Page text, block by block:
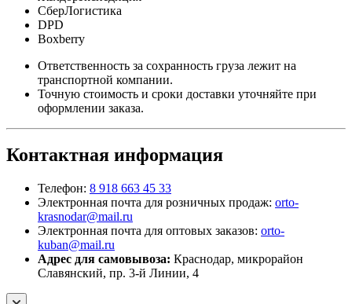
СберЛогистика
DPD
Boxberry
Ответственность за сохранность груза лежит на
транспортной компании.
Точную стоимость и сроки доставки уточняйте при
оформлении заказа.
Контактная информация
Телефон: 8 918 663 45 33
Электронная почта для розничных продаж: orto-
krasnodar@mail.ru
Электронная почта для оптовых заказов: orto-
kuban@mail.ru
Адрес для самовывоза: Краснодар, микрорайон
Славянский, пр. 3-й Линии, 4